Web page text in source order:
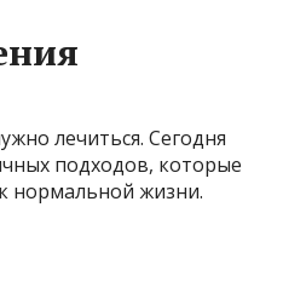
лечиться. Сегодня
подходов, которые
нормальной жизни.